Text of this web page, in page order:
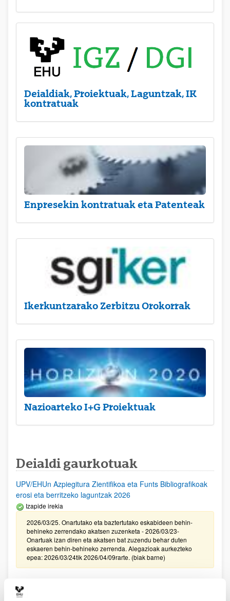
Deialdiak, Proiektuak, Laguntzak, IK
kontratuak
Enpresekin kontratuak eta Patenteak
Ikerkuntzarako Zerbitzu Orokorrak
Nazioarteko I+G Proiektuak
Deialdi gaurkotuak
UPV/EHUn Azpiegitura Zientifikoa eta Funts Bibliografikoak
erosi eta berritzeko laguntzak 2026
Izapide irekia
2026/03/25. Onartutako eta baztertutako eskabideen behin-
behineko zerrendako akatsen zuzenketa - 2026/03/23-
Onartuak izan diren eta akatsen bat zuzendu behar duten
eskaeren behin-behineko zerrenda. Alegazioak aurkezteko
epea: 2026/03/24tik 2026/04/09rarte. (biak barne)
sustatzeko laguntzen deialdia (FECYT) 2026